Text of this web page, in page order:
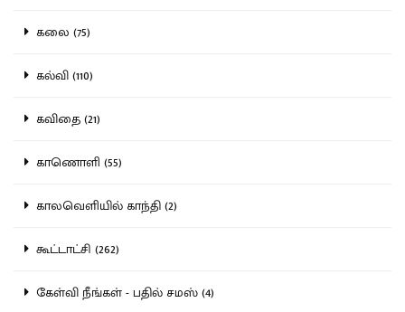
கலை (75)
கல்வி (110)
கவிதை (21)
காணொளி (55)
காலவெளியில் காந்தி (2)
கூட்டாட்சி (262)
கேள்வி நீங்கள் - பதில் சமஸ் (4)